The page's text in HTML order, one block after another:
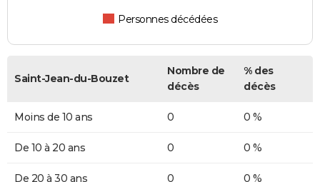
Personnes décédées
Saint-Jean-du-Bouzet
Nombre de
décès
% des
décès
Moins de 10 ans 0 0 %
De 10 à 20 ans 0 0 %
De 20 à 30 ans 0 0 %